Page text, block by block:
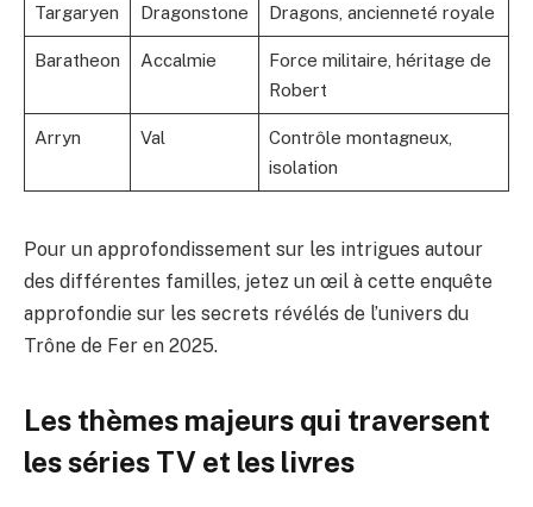
Targaryen Dragonstone Dragons, ancienneté royale
Baratheon Accalmie
Force militaire, héritage de
Robert
Arryn Val
Contrôle montagneux,
isolation
Pour un approfondissement sur les intrigues autour
des différentes familles, jetez un œil à cette enquête
approfondie sur les secrets révélés de l’univers du
Trône de Fer en 2025.
Les thèmes majeurs qui traversent
les séries TV et les livres